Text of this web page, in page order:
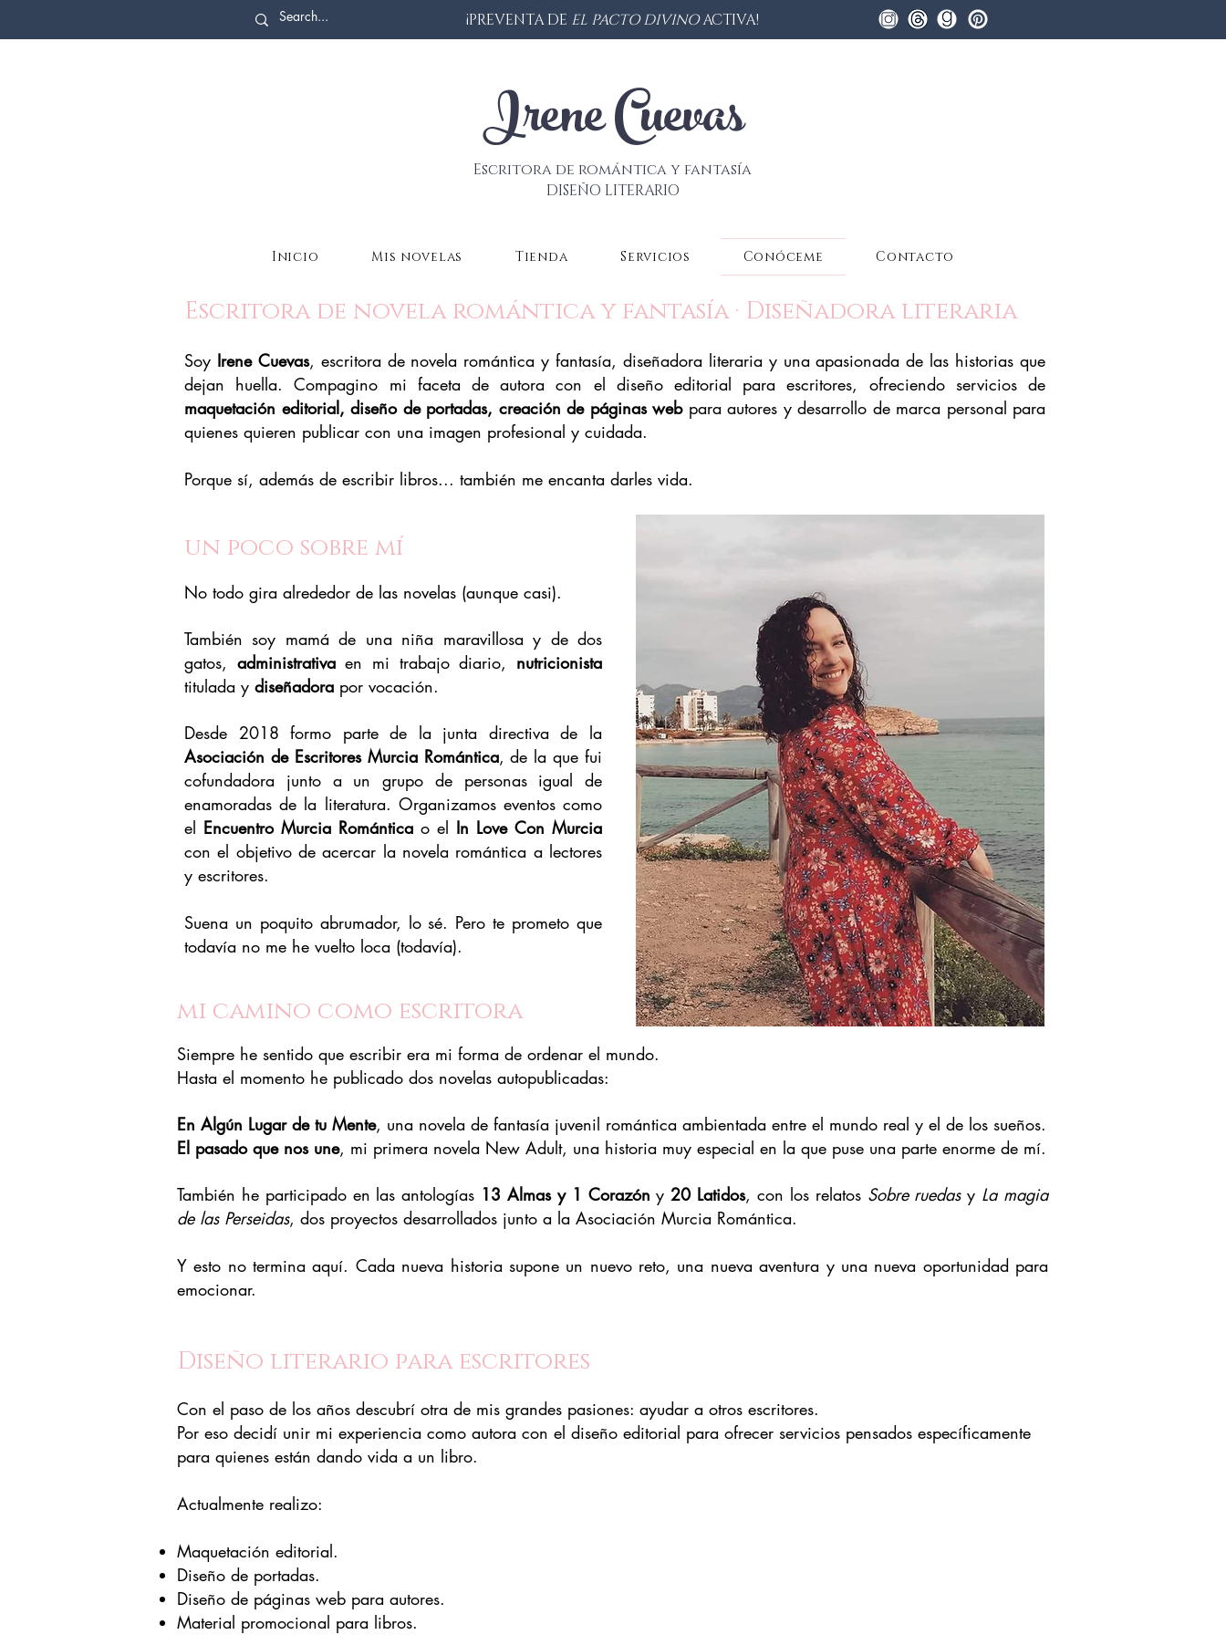
¡PREVENTA DE EL PACTO DIVINOACTIVA!
Irene Cuevas
Escritora de romántica y fantasía
DISEÑO LITERARIO
Inicio Mis novelas Tienda Servicios Conóceme Contacto
Escritora de novela romántica y fantasía · Diseñadora literaria
Soy Irene Cuevas, escritora de novela romántica y fantasía, diseñadora literaria y una apasionada de las historias que
dejan huella. Compagino mi faceta de autora con el diseño editorial para escritores, ofreciendo servicios de
maquetación editorial, diseño de portadas, creación de páginas webpara autores y desarrollo de marca personal para
quienes quieren publicar con una imagen profesional y cuidada.
Porque sí, además de escribir libros... también me encanta darles vida.
un poco sobre mí
No todo gira alrededor de las novelas (aunque casi).
También soy mamá de una niña maravillosa y de dos
gatos, administrativaen mi trabajo diario, nutricionista
titulada y diseñadora por vocación.
Desde 2018 formo parte de la junta directiva de la
Asociación de Escritores Murcia Romántica, de la que fui
cofundadora junto a un grupo de personas igual de
enamoradas de la literatura. Organizamos eventos como
el Encuentro Murcia Romántica o el In Love Con Murcia
con el objetivo de acercar la novela romántica a lectores
y escritores.
Suena un poquito abrumador, lo sé. Pero te prometo que
todavía no me he vuelto loca (todavía).
mi camino como escritora
Siempre he sentido que escribir era mi forma de ordenar el mundo.
Hasta el momento he publicado dos novelas autopublicadas:
En Algún Lugar de tu Mente, una novela de fantasía juvenil romántica ambientada entre el mundo real y el de los sueños.
El pasado que nos une, mi primera novela New Adult, una historia muy especial en la que puse una parte enorme de mí.
También he participado en las antologías 13 Almas y 1 Corazóny20 Latidos, con los relatos Sobre ruedasy La magia
de las Perseidas, dos proyectos desarrollados junto a la Asociación Murcia Romántica.
Y esto no termina aquí. Cada nueva historia supone un nuevo reto, una nueva aventura y una nueva oportunidad para
emocionar.
Diseño literario para escritores
Con el paso de los años descubrí otra de mis grandes pasiones: ayudar a otros escritores.
Por eso decidí unir mi experiencia como autora con el diseño editorial para ofrecer servicios pensados específicamente
para quienes están dando vida a un libro.
Actualmente realizo:
Maquetación editorial.
Diseño de portadas.
Diseño de páginas web para autores.
Material promocional para libros.